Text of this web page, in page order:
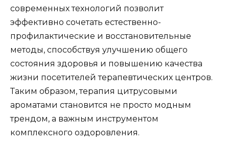
современных технологий позволит
эффективно сочетать естественно-
профилактические и восстановительные
методы, способствуя улучшению общего
состояния здоровья и повышению качества
жизни посетителей терапевтических центров.
Таким образом, терапия цитрусовыми
ароматами становится не просто модным
трендом, а важным инструментом
комплексного оздоровления.